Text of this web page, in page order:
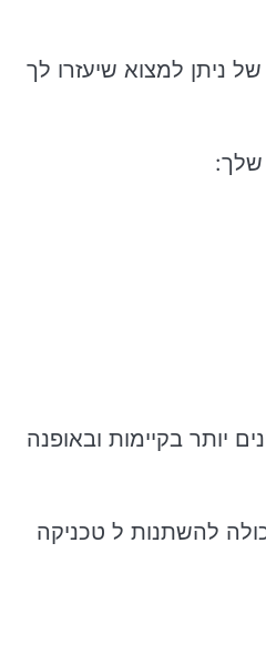
ניתן למצוא שיעזרו לך
שלך:
יותר בקיימות ובאופנה
להשתנות ל טכניקה